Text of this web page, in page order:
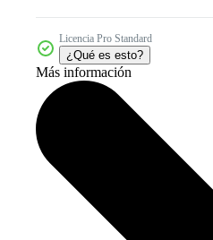
Licencia Pro Standard
¿Qué es esto?
Más información